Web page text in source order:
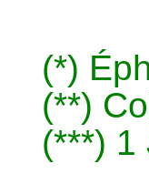
(*)
(**)
(***) 1